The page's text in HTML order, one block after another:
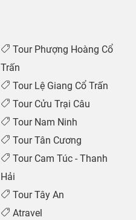
Tour Phượng Hoàng Cổ
Trấn
Tour Lệ Giang Cổ Trấn
Tour Cửu Trại Câu
Tour Nam Ninh
Tour Tân Cương
Tour Cam Túc - Thanh
Hải
Tour Tây An
Atravel